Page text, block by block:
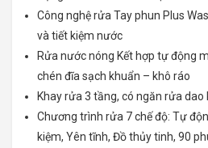
Công nghệ rửa Tay phun Plus
và tiết kiệm nước
Rửa nước nóng Kết hợp tự động
chén đĩa sạch khuẩn – khô ráo
Khay rửa 3 tầng, có ngăn rửa dao
Chương trình rửa 7 chế độ: Tự
kiệm, Yên tĩnh, Đồ thủy tinh, 90